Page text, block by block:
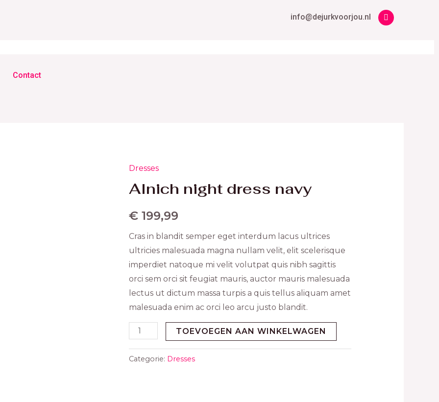
info@dejurkvoorjou.nl
Contact
Dresses
Alnich night dress navy
€ 199,99
Cras in blandit semper eget interdum lacus ultrices
ultricies malesuada magna nullam velit, elit scelerisque
imperdiet natoque mi velit volutpat quis nibh sagittis
orci sem orci sit feugiat mauris, auctor mauris malesuada
lectus ut dictum massa turpis a quis tellus aliquam amet
malesuada enim ac orci leo arcu justo blandit.
TOEVOEGEN AAN WINKELWAGEN
Categorie: Dresses